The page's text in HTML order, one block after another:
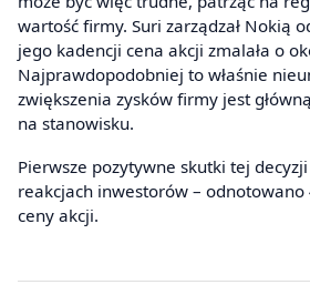
wartość firmy. Suri zarządzał Nokią
jego kadencji cena akcji zmalała o
Najprawdopodobniej to właśnie
zwiększenia zysków firmy jest
na stanowisku.
Pierwsze pozytywne skutki tej
reakcjach inwestorów –
ceny akcji.